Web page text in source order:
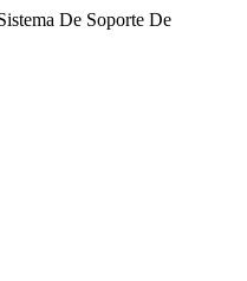
De Soporte De